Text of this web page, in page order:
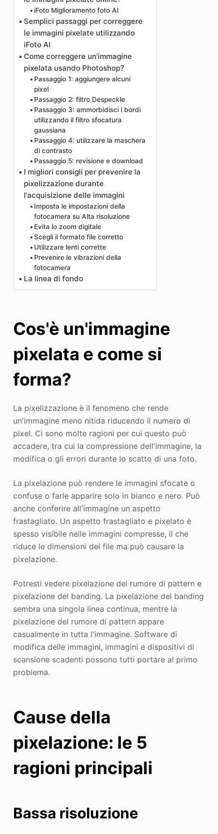
iFoto Miglioramento foto AI
Semplici passaggi per correggere
le immagini pixelate utilizzando
iFoto AI
Come correggere un'immagine
pixelata usando Photoshop?
Passaggio 1: aggiungere alcuni
pixel
Passaggio 2: filtro Despeckle
Passaggio 3: ammorbidisci i bordi
utilizzando il filtro sfocatura
gaussiana
Passaggio 4: utilizzare la maschera
di contrasto
Passaggio 5: revisione e download
I migliori consigli per prevenire la
pixelizzazione durante
l'acquisizione delle immagini
Imposta le impostazioni della
fotocamera su Alta risoluzione
Evita lo zoom digitale
Scegli il formato file corretto
Utilizzare lenti corrette
Prevenire le vibrazioni della
fotocamera
La linea di fondo
Cos'è un'immagine
pixelata e come si
forma?
La pixelizzazione è il fenomeno che rende
un'immagine meno nitida riducendo il numero di
pixel. Ci sono molte ragioni per cui questo può
accadere, tra cui la compressione dell'immagine, la
modifica o gli errori durante lo scatto di una foto.
La pixelazione può rendere le immagini sfocate o
confuse o farle apparire solo in bianco e nero. Può
anche conferire all'immagine un aspetto
frastagliato. Un aspetto frastagliato e pixelato è
spesso visibile nelle immagini compresse, il che
riduce le dimensioni del file ma può causare la
pixelazione.
Potresti vedere pixelazione del rumore di pattern e
pixelazione del banding. La pixelazione del banding
sembra una singola linea continua, mentre la
pixelazione del rumore di pattern appare
casualmente in tutta l'immagine. Software di
modifica delle immagini, immagini e dispositivi di
scansione scadenti possono tutti portare al primo
problema.
Cause della
pixelazione: le 5
ragioni principali
Bassa risoluzione